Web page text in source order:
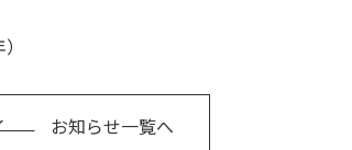
お知らせ一覧へ